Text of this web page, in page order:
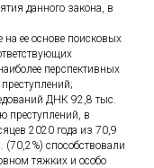
данного закона, в
ее основе поисковых
перспективных
ДНК 92,8 тыс.
преступлений, в
2020 года из 70,9
способствовали
тяжких и особо